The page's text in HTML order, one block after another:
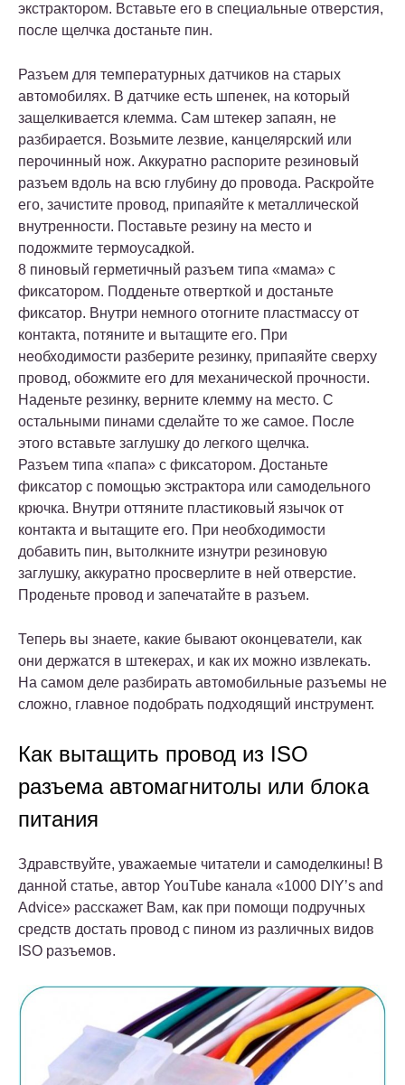
экстрактором. Вставьте его в специальные отверстия,
после щелчка достаньте пин.
Разъем для температурных датчиков на старых
автомобилях. В датчике есть шпенек, на который
защелкивается клемма. Сам штекер запаян, не
разбирается. Возьмите лезвие, канцелярский или
перочинный нож. Аккуратно распорите резиновый
разъем вдоль на всю глубину до провода. Раскройте
его, зачистите провод, припаяйте к металлической
внутренности. Поставьте резину на место и
подожмите термоусадкой.
8 пиновый герметичный разъем типа «мама» с
фиксатором. Подденьте отверткой и достаньте
фиксатор. Внутри немного отогните пластмассу от
контакта, потяните и вытащите его. При
необходимости разберите резинку, припаяйте сверху
провод, обожмите его для механической прочности.
Наденьте резинку, верните клемму на место. С
остальными пинами сделайте то же самое. После
этого вставьте заглушку до легкого щелчка.
Разъем типа «папа» с фиксатором. Достаньте
фиксатор с помощью экстрактора или самодельного
крючка. Внутри оттяните пластиковый язычок от
контакта и вытащите его. При необходимости
добавить пин, вытолкните изнутри резиновую
заглушку, аккуратно просверлите в ней отверстие.
Проденьте провод и запечатайте в разъем.
Теперь вы знаете, какие бывают оконцеватели, как
они держатся в штекерах, и как их можно извлекать.
На самом деле разбирать автомобильные разъемы не
сложно, главное подобрать подходящий инструмент.
Как вытащить провод из ISO
разъема автомагнитолы или блока
питания
Здравствуйте, уважаемые читатели и самоделкины! В
данной статье, автор YouTube канала «1000 DIY’s and
Advice» расскажет Вам, как при помощи подручных
средств достать провод с пином из различных видов
ISO разъемов.